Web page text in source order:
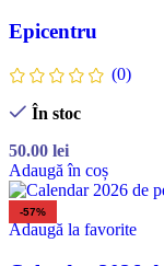
Epicentru
(0)
În stoc
50.00 lei
Adaugă în coș
-57%
Adaugă la favorite